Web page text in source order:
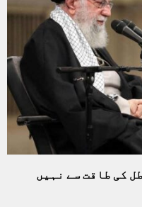
کی طاقت سے نہیں